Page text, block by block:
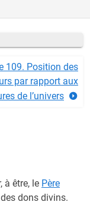
109. Position des
par rapport aux
de l’univers
à être, le Père
dons divins.